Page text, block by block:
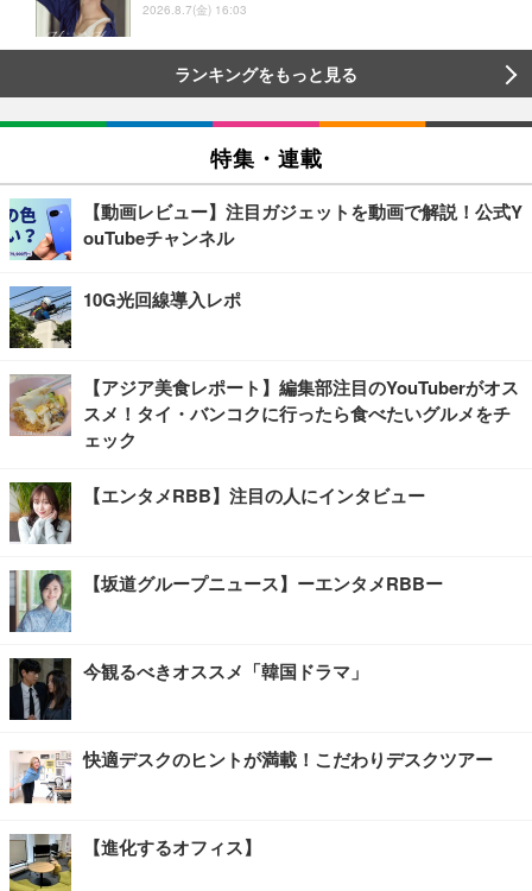
2026.8.7(金) 16:03
ランキングをもっと見る
特集・連載
【動画レビュー】注目ガジェットを動画で解説！公式Y
ouTubeチャンネル
10G光回線導入レポ
【アジア美食レポート】編集部注目のYouTuberがオス
スメ！タイ・バンコクに行ったら食べたいグルメをチ
ェック
【エンタメRBB】注目の人にインタビュー
【坂道グループニュース】ーエンタメRBBー
今観るべきオススメ「韓国ドラマ」
快適デスクのヒントが満載！こだわりデスクツアー
【進化するオフィス】